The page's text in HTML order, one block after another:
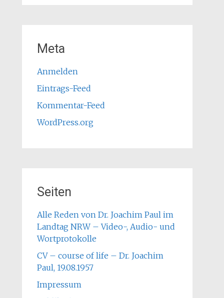
Meta
Anmelden
Eintrags-Feed
Kommentar-Feed
WordPress.org
Seiten
Alle Reden von Dr. Joachim Paul im
Landtag NRW – Video-, Audio- und
Wortprotokolle
CV – course of life – Dr. Joachim
Paul, 19.08.1957
Impressum